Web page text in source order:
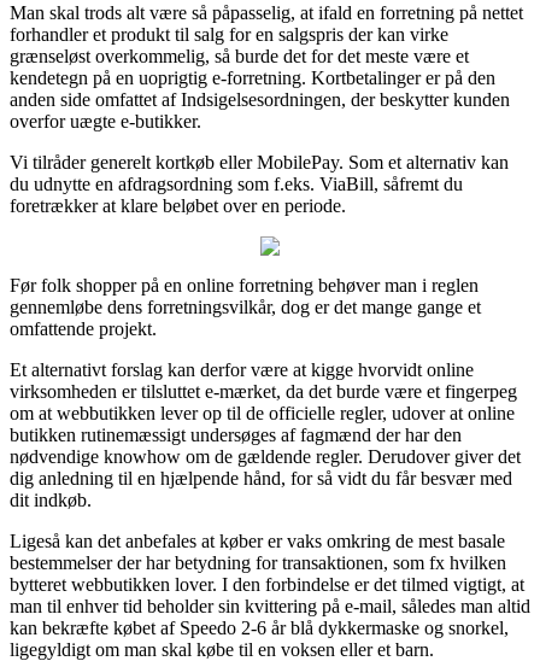
Man skal trods alt være så påpasselig, at ifald en forretning på nettet
forhandler et produkt til salg for en salgspris der kan virke
grænseløst overkommelig, så burde det for det meste være et
kendetegn på en uoprigtig e-forretning. Kortbetalinger er på den
anden side omfattet af Indsigelsesordningen, der beskytter kunden
overfor uægte e-butikker.
Vi tilråder generelt kortkøb eller MobilePay. Som et alternativ kan
du udnytte en afdragsordning som f.eks. ViaBill, såfremt du
foretrækker at klare beløbet over en periode.
Før folk shopper på en online forretning behøver man i reglen
gennemløbe dens forretningsvilkår, dog er det mange gange et
omfattende projekt.
Et alternativt forslag kan derfor være at kigge hvorvidt online
virksomheden er tilsluttet e-mærket, da det burde være et fingerpeg
om at webbutikken lever op til de officielle regler, udover at online
butikken rutinemæssigt undersøges af fagmænd der har den
nødvendige knowhow om de gældende regler. Derudover giver det
dig anledning til en hjælpende hånd, for så vidt du får besvær med
dit indkøb.
Ligeså kan det anbefales at køber er vaks omkring de mest basale
bestemmelser der har betydning for transaktionen, som fx hvilken
bytteret webbutikken lover. I den forbindelse er det tilmed vigtigt, at
man til enhver tid beholder sin kvittering på e-mail, således man altid
kan bekræfte købet af Speedo 2-6 år blå dykkermaske og snorkel,
ligegyldigt om man skal købe til en voksen eller et barn.